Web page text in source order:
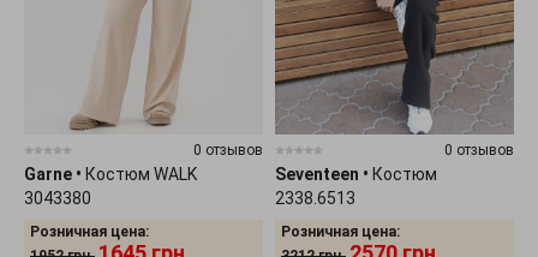
0 отзывов
Garne • Костюм WALK
3043380
Розничная цена:
0 отзывов
Seventeen • Костюм
2338.6513
Розничная цена: